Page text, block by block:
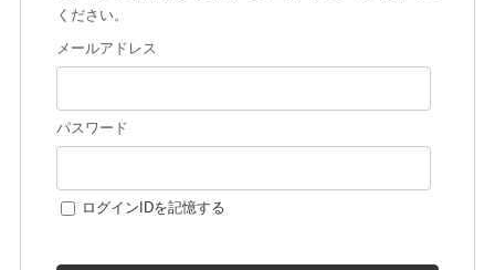
ください。
メールアドレス
パスワード
ログインIDを記憶する